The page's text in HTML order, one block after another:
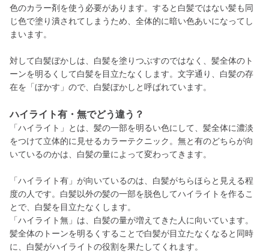
色のカラー剤を使う必要があります。すると白髪ではない髪も同
じ色で塗り潰されてしまうため、全体的に暗い色あいになってし
まいます。
対して白髪ぼかしは、白髪を塗りつぶすのではなく、髪全体のト
ーンを明るくして白髪を目立たなくします。文字通り、白髪の存
在を「ぼかす」ので、白髪ぼかしと呼ばれています。
ハイライト有・無でどう違う？
「ハイライト」とは、髪の一部を明るい色にして、髪全体に濃淡
をつけて立体的に見せるカラーテクニック。無と有のどちらが向
いているのかは、白髪の量によって変わってきます。
「ハイライト有」が向いているのは、白髪がちらほらと見える程
度の人です。白髪以外の髪の一部を脱色してハイライトを作るこ
とで、白髪を目立たなくします。
「ハイライト無」は、白髪の量が増えてきた人に向いています。
髪全体のトーンを明るくすることで白髪が目立たなくなると同時
に、白髪がハイライトの役割を果たしてくれます。